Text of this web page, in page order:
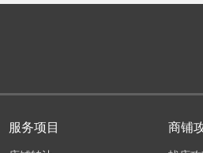
服务项目 商铺